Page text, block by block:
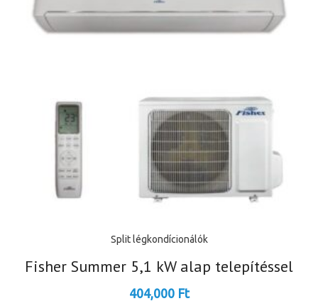
Split légkondícionálók
Fisher Summer 5,1 kW alap telepítéssel
404,000 Ft